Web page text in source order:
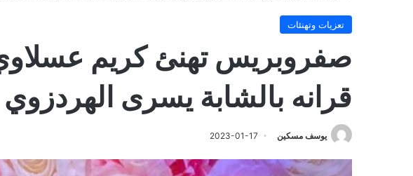
تعزيات وتهنئات
صفروبريس تهنئ كريم
قرانه بالشابة يسرى الهردزوي
يوسف مسكين 2023-01-17